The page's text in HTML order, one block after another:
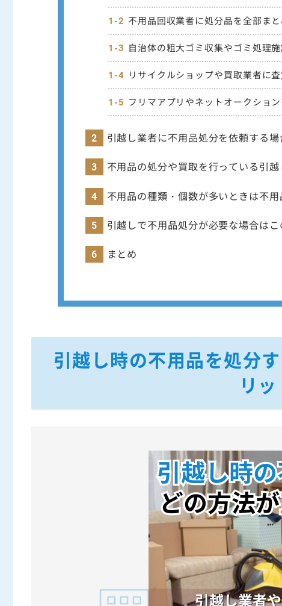
不用品回収業者に処分品を全部ま
自治体の粗大ゴミ収集やゴミ処理
リサイクルショップや買取業者に
フリマアプリやネットオークショ
引越し業者に不用品処分を依頼する
不用品の処分や買取を行っている引
不用品の種類・個数が多いときは不
引越しで不用品処分が必要な場合は
まとめ
引越し時の不用品を処分
リ